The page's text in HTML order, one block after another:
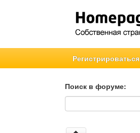
Регистрироваться
Поиск в форуме:
Поиск в форуме